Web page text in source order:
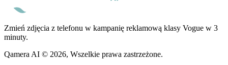
Zmień zdjęcia z telefonu w kampanię reklamową klasy Vogue w 3
minuty.
Qamera AI © 2026, Wszelkie prawa zastrzeżone.